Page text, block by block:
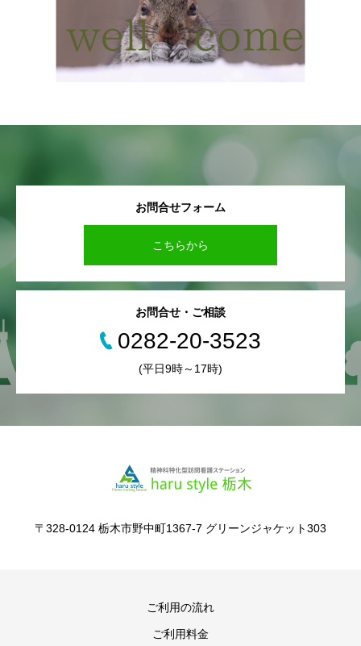
お問合せフォーム
こちらから
お問合せ・ご相談
0282‐20‐3523
(平日9時～17時)
〒328-0124 栃木市野中町1367-7 グリーンジャケット303
ご利用の流れ
ご利用料金